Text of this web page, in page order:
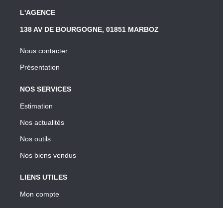
L'AGENCE
138 AV DE BOURGOGNE, 01851 MARBOZ
Nous contacter
Présentation
NOS SERVICES
Estimation
Nos actualités
Nos outils
Nos biens vendus
LIENS UTILES
Mon compte